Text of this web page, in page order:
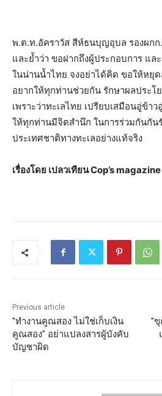
พ.ต.ท.อัคราวัส สีห์ธนบุญอุบล รองผกก
และย้ำว่า ขอฝากถึงผู้ประกอบการ แ
ในน่านน้ำไทย จงอย่าได้คิด ขอให้หยุ
อยากให้ทุกท่านช่วยกัน รักษาผลประโ
เพราะว่าทะเลไทย เปรียบเสมือนอู่ข้า
ให้ทุกท่านมีจิตสำนึก ในการร่วมกันกัน
ประเทศชาติทางทะเลอย่างแท้จริง
เรื่องโดย เปลวเทียน Cop’s magazine
Previous article
"ทำงานคูณสอง ไม่ใช่เก็บเงิน
คูณสอง" อย่าแปลงสารผู้บังคับ
บัญชาผิด
"ขุ